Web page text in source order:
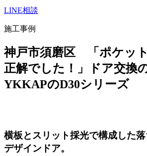
LINE相談
施工事例
神戸市須磨区 「ポケッ
正解でした！」ドア交換
YKKAPのD30シリーズ
横板とスリット採光で構成した
デザインドア。